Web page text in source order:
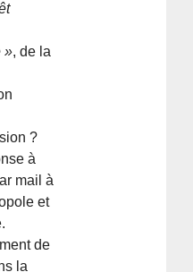
», de la
?
à
mail à
et
de
la